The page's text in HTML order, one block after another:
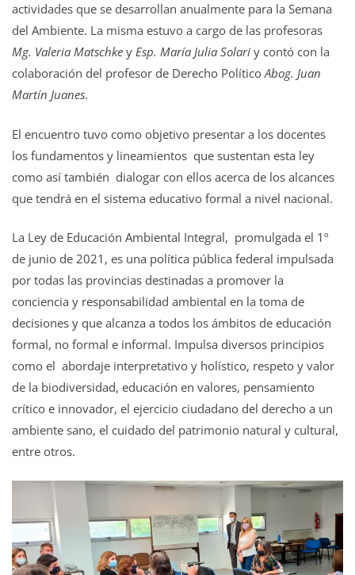
actividades que se desarrollan anualmente para la Semana
del Ambiente. La misma estuvo a cargo de las profesoras
Mg. Valeria Matschke y Esp. María Julia Solari y contó con la
colaboración del profesor de Derecho PolíticoAbog. Juan
Martín Juanes.
El encuentro tuvo como objetivo presentar a los docentes
los fundamentos y lineamientos que sustentan esta ley
como así también dialogar con ellos acerca de los alcances
que tendrá en el sistema educativo formal a nivel nacional.
La Ley de Educación Ambiental Integral, promulgada el 1º
de junio de 2021, es una política pública federal impulsada
por todas las provincias destinadas a promover la
conciencia y responsabilidad ambiental en la toma de
decisiones y que alcanza a todos los ámbitos de educación
formal, no formal e informal. Impulsa diversos principios
como el abordaje interpretativo y holístico, respeto y valor
de la biodiversidad, educación en valores, pensamiento
crítico e innovador, el ejercicio ciudadano del derecho a un
ambiente sano, el cuidado del patrimonio natural y cultural,
entre otros.